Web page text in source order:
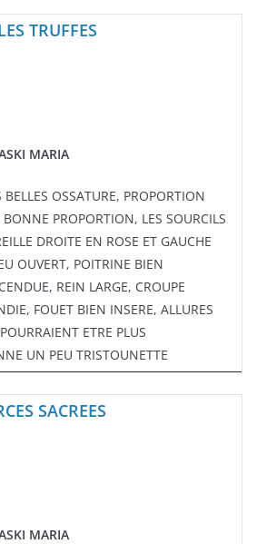
TRUFFES
MARIA
OSSATURE, PROPORTION
PROPORTION, LES SOURCILS
DROITE EN ROSE ET GAUCHE
OUVERT, POITRINE BIEN
REIN LARGE, CROUPE
FOUET BIEN INSERE, ALLURES
ETRE PLUS
UN PEU TRISTOUNETTE
SACREES
MARIA